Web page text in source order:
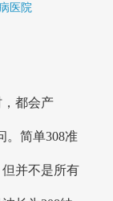
医院
都会产
。简单308准
并不是所有